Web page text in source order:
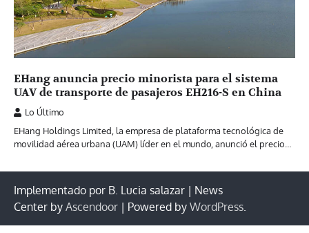
EHang anuncia precio minorista para el sistema
UAV de transporte de pasajeros EH216-S en China
Lo Último
EHang Holdings Limited, la empresa de plataforma tecnológica de
movilidad aérea urbana (UAM) líder en el mundo, anunció el precio…
Implementado por B. Lucia salazar | News
Center by Ascendoor | Powered by WordPress.